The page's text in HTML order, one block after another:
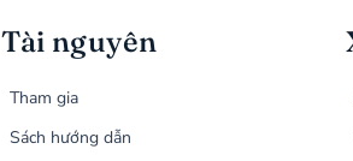
Tài nguyên
Tham gia
Sách hướng dẫn